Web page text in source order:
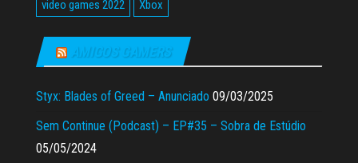
video games 2022
Xbox
AMIGOS GAMERS
Styx: Blades of Greed – Anunciado 09/03/2025
Sem Continue (Podcast) – EP#35 – Sobra de Estúdio
05/05/2024